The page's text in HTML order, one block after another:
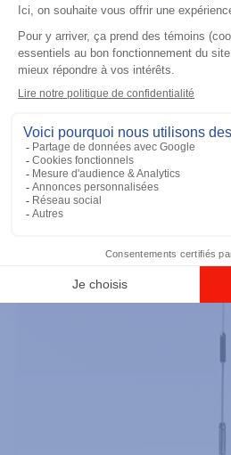
Accessoires général
UHF 3.5dB Gain
Antenna, 470-494 MHz
Ajouter à la liste